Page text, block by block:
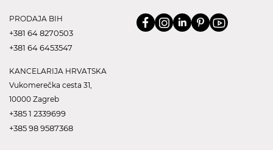
PRODAJA BIH
+381 64 8270503
+381 64 6453547
KANCELARIJA HRVATSKA
Vukomerečka cesta 31,
10000 Zagreb
+385 1 2339699
+385 98 9587368